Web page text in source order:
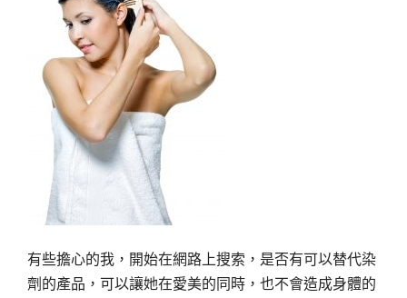
有些擔心的我，開始在網路上搜索，是否有可以替代染
劑的產品，可以讓她在愛美的同時，也不會造成身體的